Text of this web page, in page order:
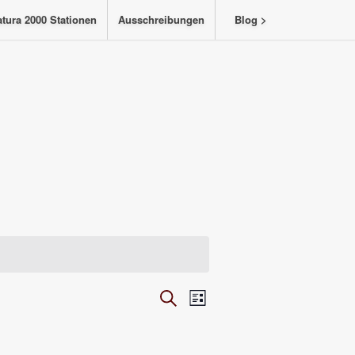
2000 Stationen Ausschreibungen Blog >
Veranstaltungen
SucheVeranstaltung
Liste